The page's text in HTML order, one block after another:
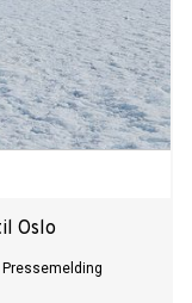
Oslo
Pressemelding